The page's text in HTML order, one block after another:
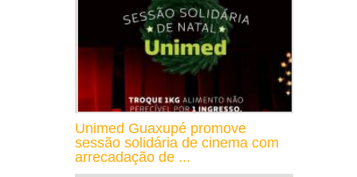
Unimed Guaxupé promove
sessão solidária de cinema com
arrecadação de ...